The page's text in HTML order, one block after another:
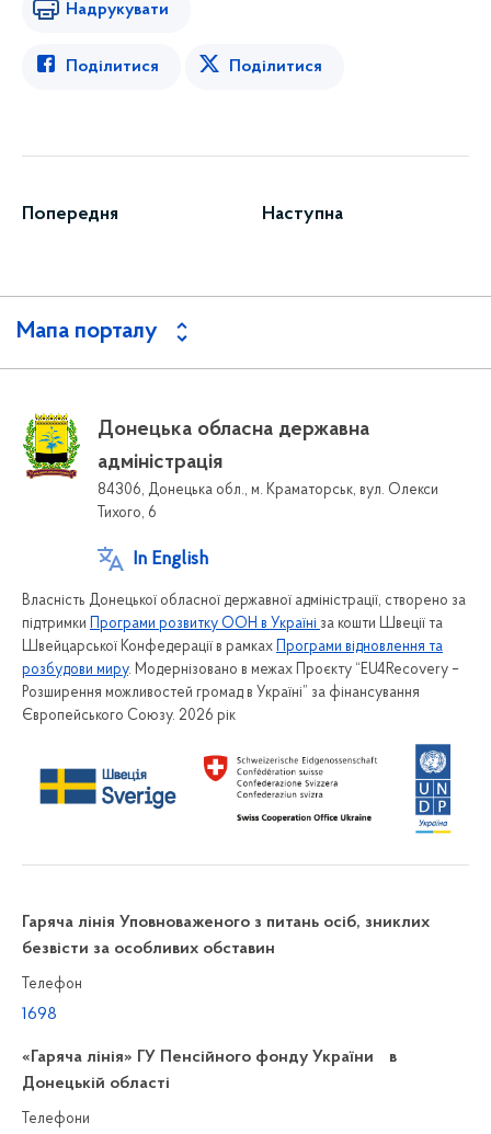
Надрукувати
Поділитися Поділитися
Попередня Наступна
Мапа порталу
Донецька обласна державна
адміністрація
84306, Донецька обл., м. Краматорськ, вул. Олекси
Тихого, 6
In English
Власність Донецької обласної державної адміністрації, створено за
підтримки Програми розвитку ООН в Україні за кошти Швеції та
Швейцарської Конфедерації в рамках Програми відновлення та
розбудови миру. Модернізовано в межах Проєкту “EU4Recovery –
Розширення можливостей громад в Україні” за фінансування
Європейського Союзу. 2026 рік
Гаряча лінія Уповноваженого з питань осіб, зниклих
безвісти за особливих обставин
Телефон
1698
«Гаряча лінія» ГУ Пенсійного фонду України в
Донецькій області
Телефони